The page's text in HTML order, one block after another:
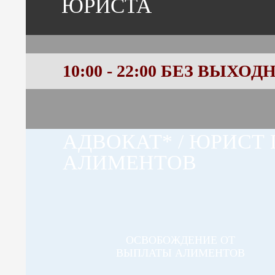
ЮРИСТА
10:00 - 22:00 БЕЗ
АДВОКАТ* /
АЛИМЕНТОВ
ОСВОБОЖДЕНИЕ ОТ
ВЫПЛАТЫ АЛИМЕНТОВ